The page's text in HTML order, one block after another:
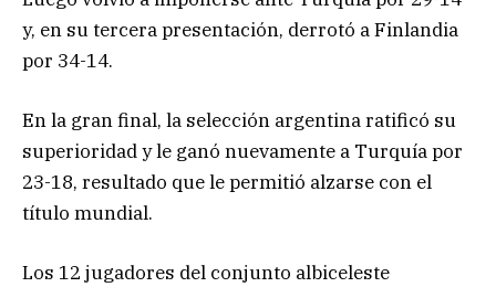
y, en su tercera presentación, derrotó a Finlandia
por 34-14.
En la gran final, la selección argentina ratificó su
superioridad y le ganó nuevamente a Turquía por
23-18, resultado que le permitió alzarse con el
título mundial.
Los 12 jugadores del conjunto albiceleste